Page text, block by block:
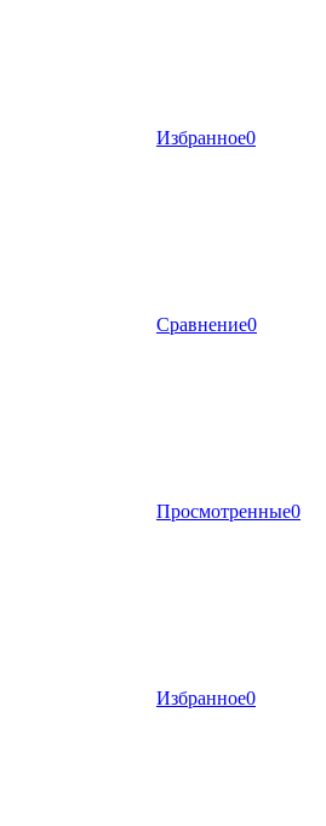
Избранное0
Сравнение0
Просмотренные0
Избранное0